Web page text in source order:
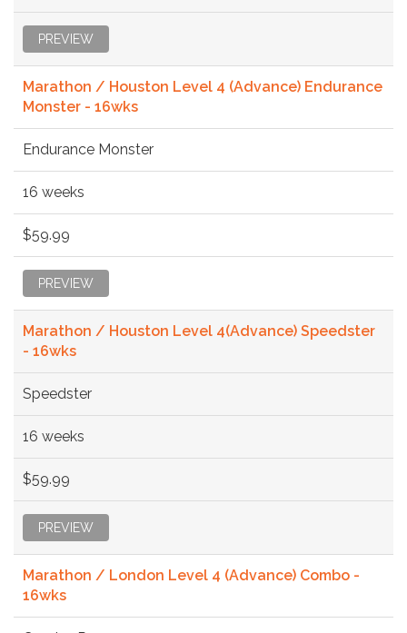
PREVIEW
Marathon / Houston Level 4 (Advance) Endurance
Monster - 16wks
Endurance Monster
16 weeks
$59.99
PREVIEW
Marathon / Houston Level 4(Advance) Speedster
- 16wks
Speedster
16 weeks
$59.99
PREVIEW
Marathon / London Level 4 (Advance) Combo -
16wks